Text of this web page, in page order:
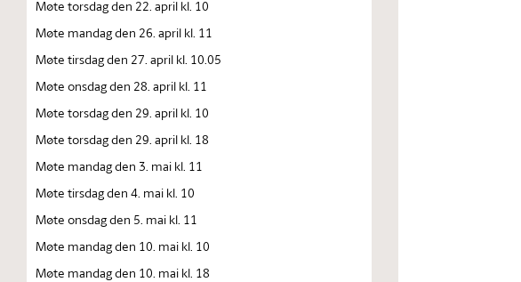
Møte torsdag den 22. april kl. 10
Møte mandag den 26. april kl. 11
Møte tirsdag den 27. april kl. 10.05
Møte onsdag den 28. april kl. 11
Møte torsdag den 29. april kl. 10
Møte torsdag den 29. april kl. 18
Møte mandag den 3. mai kl. 11
Møte tirsdag den 4. mai kl. 10
Møte onsdag den 5. mai kl. 11
Møte mandag den 10. mai kl. 10
Møte mandag den 10. mai kl. 18